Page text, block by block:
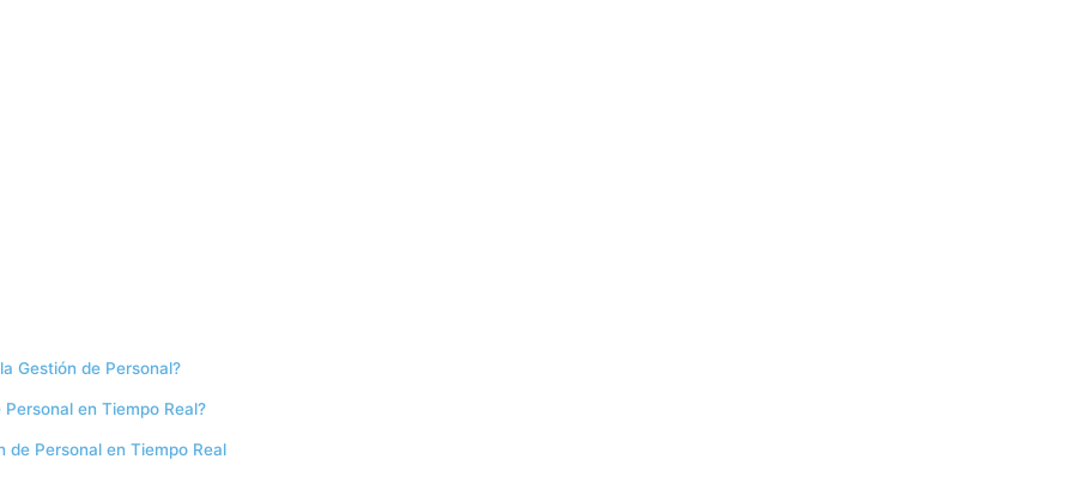
Gestión de Personal?
en Tiempo Real?
de Personal en Tiempo Real